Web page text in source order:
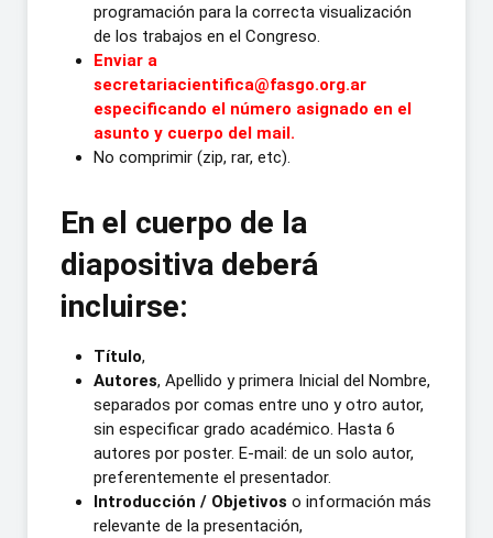
programación para la correcta visualización
de los trabajos en el Congreso.
Enviar a
secretariacientifica@fasgo.org.ar
especificando el número asignado en el
asunto y cuerpo del mail.
No comprimir (zip, rar, etc).
En el cuerpo de la
diapositiva deberá
incluirse:
Título,
Autores, Apellido y primera Inicial del Nombre,
separados por comas entre uno y otro autor,
sin especificar grado académico. Hasta 6
autores por poster. E-mail: de un solo autor,
preferentemente el presentador.
Introducción / Objetivos o información más
relevante de la presentación,